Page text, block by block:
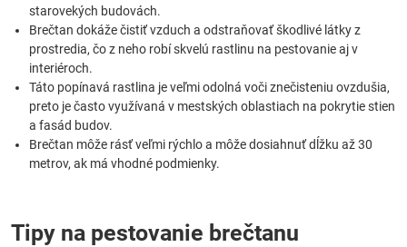
starovekých budovách.
Brečtan dokáže čistiť vzduch a odstraňovať škodlivé látky z
prostredia, čo z neho robí skvelú rastlinu na pestovanie aj v
interiéroch.
Táto popínavá rastlina je veľmi odolná voči znečisteniu ovzdušia,
preto je často využívaná v mestských oblastiach na pokrytie stien
a fasád budov.
Brečtan môže rásť veľmi rýchlo a môže dosiahnuť dĺžku až 30
metrov, ak má vhodné podmienky.
Tipy na pestovanie brečtanu